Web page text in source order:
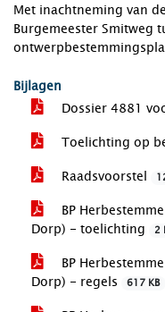
Met inachtneming van
Burgemeester Smitweg
Bijlagen
Dossier 4881
Toelichting op
Raadsvoorstel
BP
Dorp) - toelichting
2
BP
Dorp) - regels
617 KB